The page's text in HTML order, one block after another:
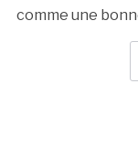
comme une